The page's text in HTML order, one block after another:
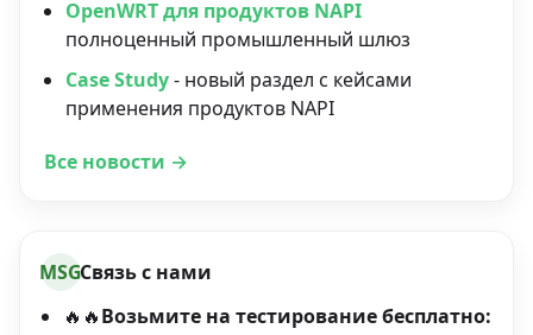
OpenWRT для продуктов NAPI
полноценный промышленный шлюз
Case Study- новый раздел с кейсами
применения продуктов NAPI
Все новости →
MSGСвязь с нами
🔥🔥Возьмите на тестирование бесплатно: